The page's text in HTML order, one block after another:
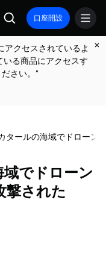
口座開設
アクセスされているよ
いる商品にアクセスす
さい。"
タールの海域でドローン
でドローン
撃された